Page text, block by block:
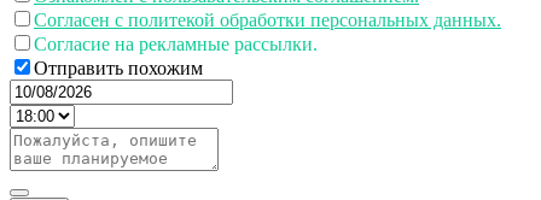
Согласен с политекой обработки персональных данных.
Согласие на рекламные рассылки.
Отправить похожим